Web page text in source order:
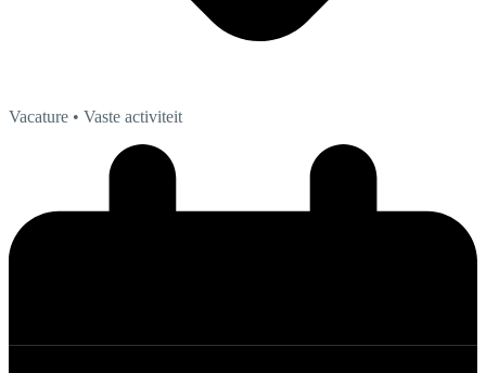
Vacature • Vaste activiteit